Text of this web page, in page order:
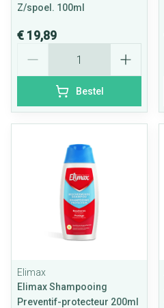
Z/spoel. 100ml
€ 19,89
Bestel
Elimax
Elimax Shampooing
Preventif-protecteur 200ml